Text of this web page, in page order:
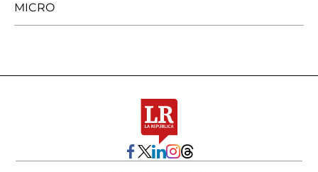
MICRO